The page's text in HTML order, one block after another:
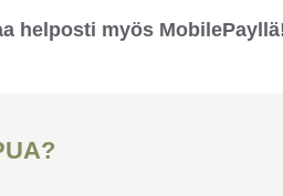
helposti myös